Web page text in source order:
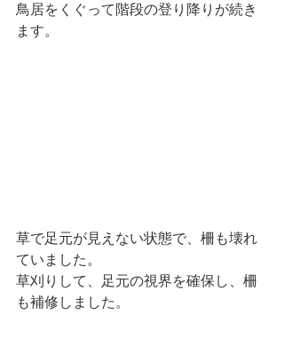
鳥居をくぐって階段の登り降りが続き
ます。
草で足元が見えない状態で、柵も壊れ
ていました。
草刈りして、足元の視界を確保し、柵
も補修しました。